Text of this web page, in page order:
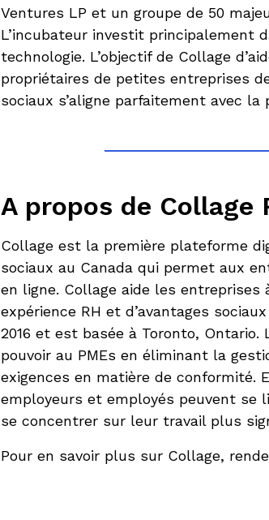
Ventures LP et un groupe de 50
L’incubateur investit principalement
technologie. L’objectif de Collage
propriétaires de petites entreprises
sociaux s’aligne parfaitement avec
A propos de Collage
Collage est la première plateforme
sociaux au Canada qui permet aux
en ligne. Collage aide les
expérience RH et d’avantages
2016 et est basée à Toronto, Ontario.
pouvoir au PMEs en éliminant la
exigences en matière de conformité.
employeurs et employés peuvent se
se concentrer sur leur travail plus
Pour en savoir plus sur Collage,